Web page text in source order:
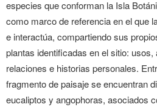
especies que conforman la Isla
como marco de referencia en el que
e interactúa, compartiendo sus
plantas identificadas en el sitio:
relaciones e historias personales.
fragmento de paisaje se encuentran
eucaliptos y angophoras, asociados